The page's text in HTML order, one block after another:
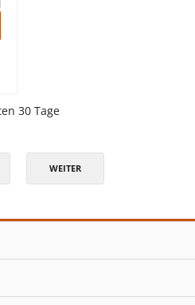
ERHÖHEN
30 Tage
WEITER